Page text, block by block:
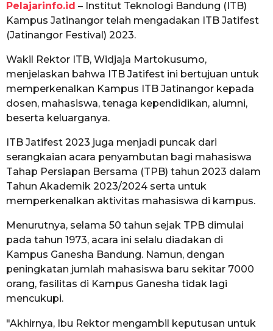
Pelajarinfo.id – Institut Teknologi Bandung (ITB)
Kampus Jatinangor telah mengadakan ITB Jatifest
(Jatinangor Festival) 2023.
Wakil Rektor ITB, Widjaja Martokusumo,
menjelaskan bahwa ITB Jatifest ini bertujuan untuk
memperkenalkan Kampus ITB Jatinangor kepada
dosen, mahasiswa, tenaga kependidikan, alumni,
beserta keluarganya.
ITB Jatifest 2023 juga menjadi puncak dari
serangkaian acara penyambutan bagi mahasiswa
Tahap Persiapan Bersama (TPB) tahun 2023 dalam
Tahun Akademik 2023/2024 serta untuk
memperkenalkan aktivitas mahasiswa di kampus.
Menurutnya, selama 50 tahun sejak TPB dimulai
pada tahun 1973, acara ini selalu diadakan di
Kampus Ganesha Bandung. Namun, dengan
peningkatan jumlah mahasiswa baru sekitar 7000
orang, fasilitas di Kampus Ganesha tidak lagi
mencukupi.
"Akhirnya, Ibu Rektor mengambil keputusan untuk